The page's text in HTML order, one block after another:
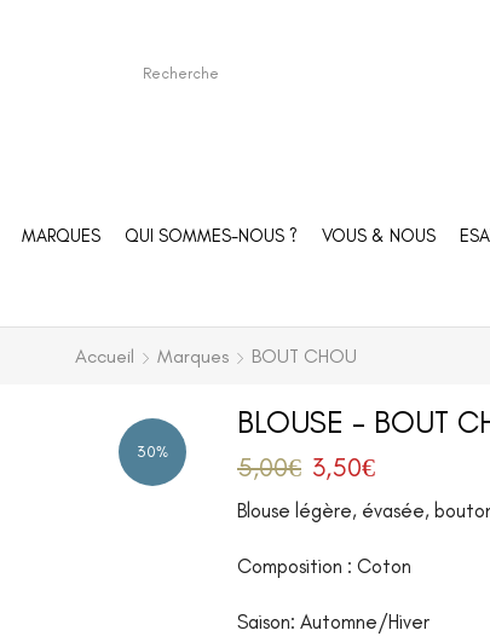
MARQUES QUI SOMMES-NOUS ? VOUS & NOUS
Accueil Marques BOUT CHOU
30%
BLOUSE – BOUT
5,00€ 3,50€
Blouse légère, évasée,
Composition : Coton
Saison: Automne/Hiver